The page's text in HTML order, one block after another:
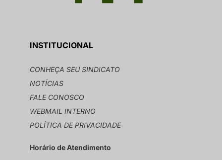
INSTITUCIONAL
CONHEÇA SEU SINDICATO
NOTÍCIAS
FALE CONOSCO
WEBMAIL INTERNO
POLÍTICA DE PRIVACIDADE
Horário de Atendimento